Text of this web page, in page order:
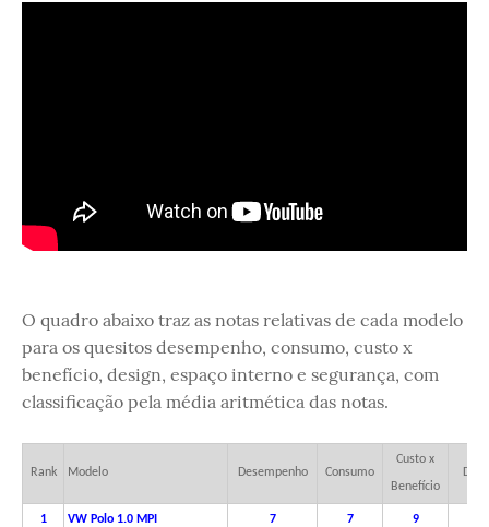
O quadro abaixo traz as notas relativas de cada modelo
para os quesitos desempenho, consumo, custo x
benefício, design, espaço interno e segurança, com
classificação pela média aritmética das notas.
Rank Modelo Desempenho Consumo
Custo x
Benefício
1 VW Polo 1.0 MPI 7 7 9